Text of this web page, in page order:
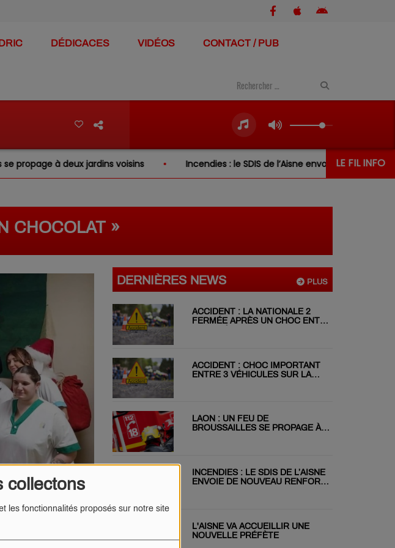
collectons
les fonctionnalités proposés sur notre site
DÉDICACES VIDÉOS CONTACT / PUB
LE FIL INFO
à deux jardins voisins Incendies : le SDIS de l’Aisne envoie de nouveau
CHOCOLAT »
PLUS
DERNIÈRES NEWS
ACCIDENT : LA NATIONALE 2
FERMÉE APRÈS UN CHOC ENTRE
ACCIDENT : CHOC IMPORTANT
ENTRE 3 VÉHICULES SUR LA
LAON : UN FEU DE
BROUSSAILLES SE PROPAGE À
INCENDIES : LE SDIS DE L’AISNE
ENVOIE DE NOUVEAU RENFORT
L'AISNE VA ACCUEILLIR UNE
NOUVELLE PRÉFÈTE